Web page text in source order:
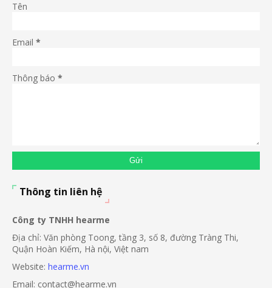
Tên
Email *
Thông báo *
Thông tin liên hệ
Công ty TNHH hearme
Địa chỉ: Văn phòng Toong, tầng 3, số 8, đường Tràng Thi,
Quận Hoàn Kiếm, Hà nội, Việt nam
Website: hearme.vn
Email: contact@hearme.vn